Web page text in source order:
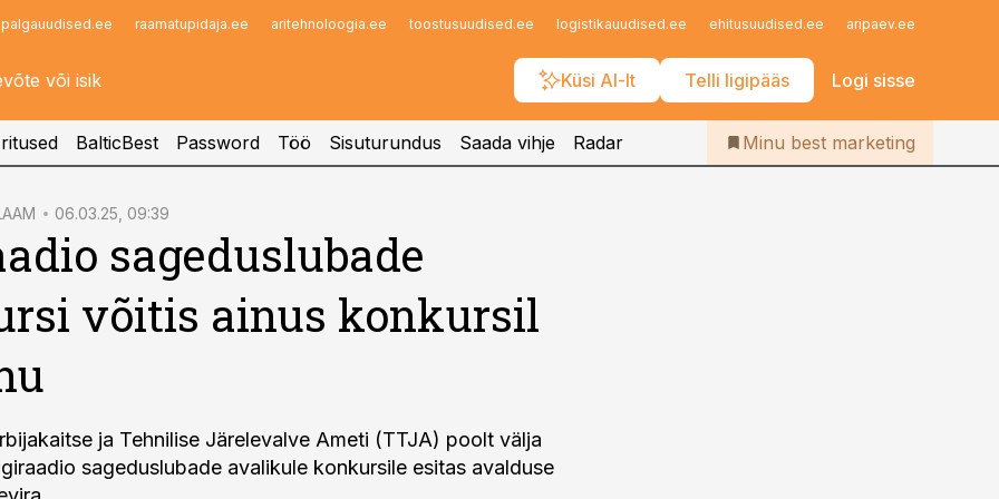
palgauudised.ee raamatupidaja.ee aritehnoloogia.ee toostusuudised.ee logistikauudised.ee ehitusuudised.ee aripaev.ee
Küsi AI-lt Telli ligipääs Logi sisse
Infopank
Iseteenindus
Telli Bestmarketing
BalticBest Password Töö Sisuturundus Saada vihje Radar Minu best marketing
06.03.25, 09:39
sageduslubade
võitis ainus konkursil
ja Tehnilise Järelevalve Ameti (TTJA) poolt välja
sageduslubade avalikule konkursile esitas avalduse